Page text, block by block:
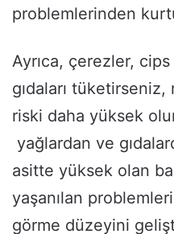
problemlerinden
Ayrıca, çerezler,
gıdaları
riski daha yüksek
yağlardan ve
asitte yüksek olan
yaşanılan
görme düzeyini